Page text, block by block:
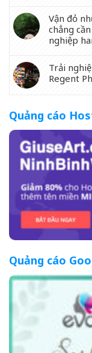
Vận đỏ
chẳng
nghiệp
Trải
Regent
Quảng cáo
Quảng cáo